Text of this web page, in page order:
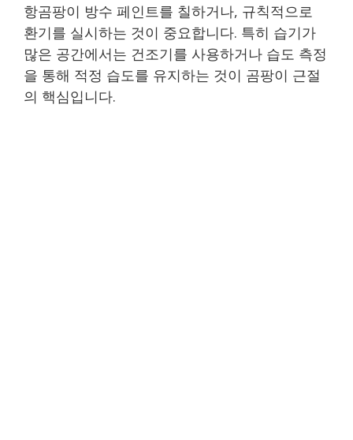
항곰팡이 방수 페인트를 칠하거나, 규칙적으로
환기를 실시하는 것이 중요합니다. 특히 습기가
많은 공간에서는 건조기를 사용하거나 습도 측정
을 통해 적정 습도를 유지하는 것이 곰팡이 근절
의 핵심입니다.